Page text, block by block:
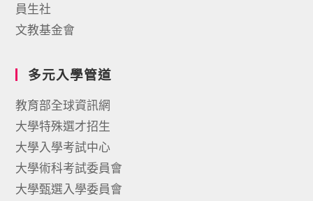
員生社
文教基金會
多元入學管道
教育部全球資訊網
大學特殊選才招生
大學入學考試中心
大學術科考試委員會
大學甄選入學委員會